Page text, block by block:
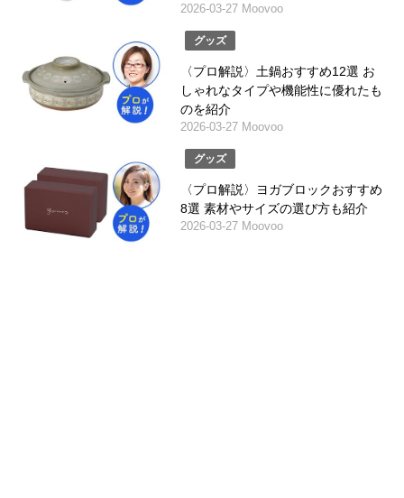
2026-03-27 Moovoo
グッズ
〈プロ解説〉土鍋おすすめ12選 お
しゃれなタイプや機能性に優れたも
のを紹介
2026-03-27 Moovoo
グッズ
〈プロ解説〉ヨガブロックおすすめ
8選 素材やサイズの選び方も紹介
2026-03-27 Moovoo